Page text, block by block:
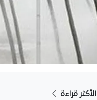
الأكثر قراءة